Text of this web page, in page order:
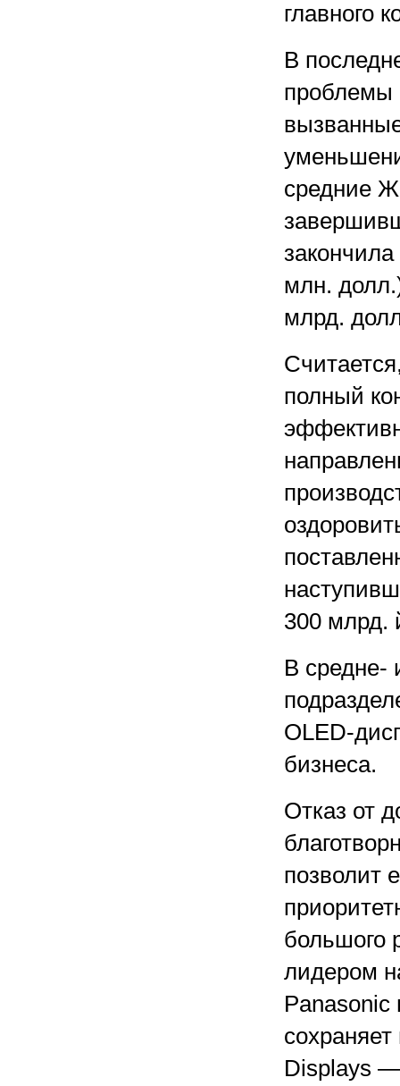
главного
В
проблемы
средние
млн.
млрд.
полный
300 млрд.
В средне-
OLED-
бизнеса.
Отказ от
позволит
большого
лидером
Panasonic
Displays —